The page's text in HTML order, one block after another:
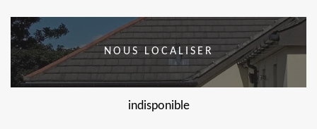
NOUS LOCALISER
indisponible